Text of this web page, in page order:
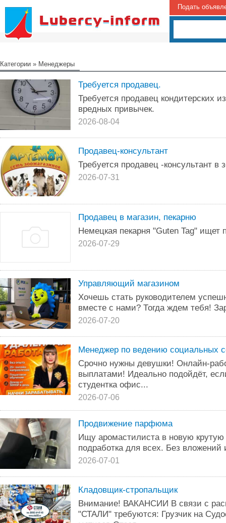
Подать
Категории » Менеджеры
Требуется продавец.
Требуется продавец кондитерских
вредных привычек.
2026-08-04
Продавец-консультант
Требуется продавец -консультант в
2026-07-31
Продавец в магазин, пекарню
Немецкая пекарня "Gutеn Tag" ищет
2026-07-29
Управляющий магазином
Хочешь стать руководителем
вместе с нами? Тогда ждем тебя!
2026-07-20
Менеджер по ведению социальных
Срочно нужны девушки! Онлайн-
выплатами! Идеально подойдёт,
студентка офис...
2026-07-06
Продвижение парфюма
Ищу аромастилиста в новую
подработка для всех. Без вложений
2026-07-01
Кладовщик-стропальщик
Внимание! ВАКАНСИИ В связи с
"СТАЛИ" требуются: Грузчик на